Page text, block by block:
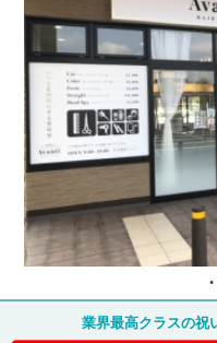
業界最高クラスの祝